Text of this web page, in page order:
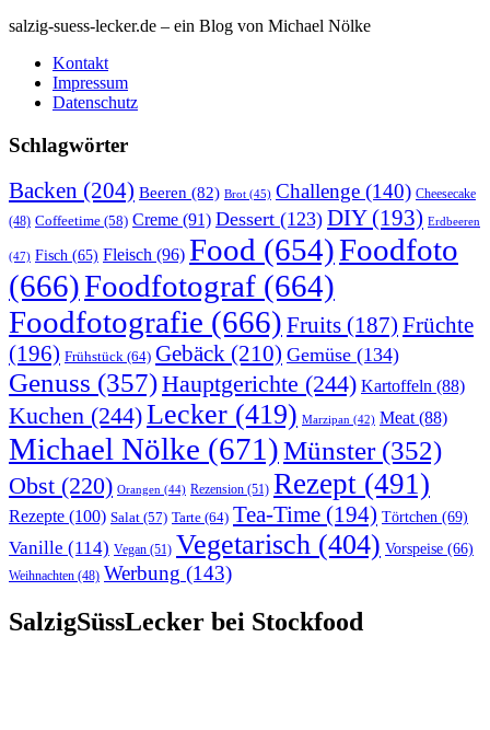
salzig-suess-lecker.de – ein Blog von Michael Nölke
Kontakt
Impressum
Datenschutz
Schlagwörter
Backen (204) Beeren (82) Brot (45) Challenge (140) Cheesecake
(48) Coffeetime (58) Creme (91) Dessert (123) DIY(193) Erdbeeren
(47) Fisch (65) Fleisch (96) Food (654)Foodfoto
(666)Foodfotograf (664)
Foodfotografie (666) Fruits (187) Früchte
(196) Frühstück (64) Gebäck (210) Gemüse (134)
Genuss (357)Hauptgerichte (244) Kartoffeln (88)
Kuchen (244)Lecker (419) Marzipan (42) Meat(88)
Michael Nölke (671)Münster(352)
Obst (220) Orangen (44) Rezension (51) Rezept (491)
Rezepte (100) Salat (57) Tarte (64) Tea-Time (194) Törtchen (69)
Vanille (114) Vegan (51) Vegetarisch (404) Vorspeise (66)
Weihnachten (48) Werbung (143)
SalzigSüssLecker bei Stockfood